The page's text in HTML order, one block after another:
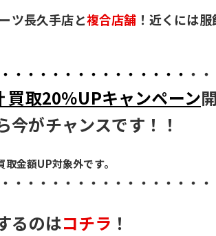
ツ長久手店と複合店舗 ！近くには
・・・・・・・・・・・・・・ ・
買取20％UPキャンペーン
今がチャンスです！！
金額UP対象外です。
・・・・・・・・・・・・・・・・
るのはコチラ ！